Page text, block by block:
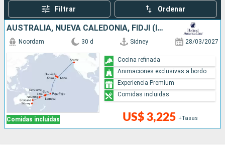
Filtrar Ordenar
AUSTRALIA, NUEVA CALEDONIA, FIDJI (ISLAS), ESTADOS UNIDOS
Comidas incluidas
Noordam 30 d Sidney 28/03/2027
US$ 3,225 +Tasas
Cocina refinada
Animaciones exclusivas a bordo
Experiencia Premium
Comidas incluidas